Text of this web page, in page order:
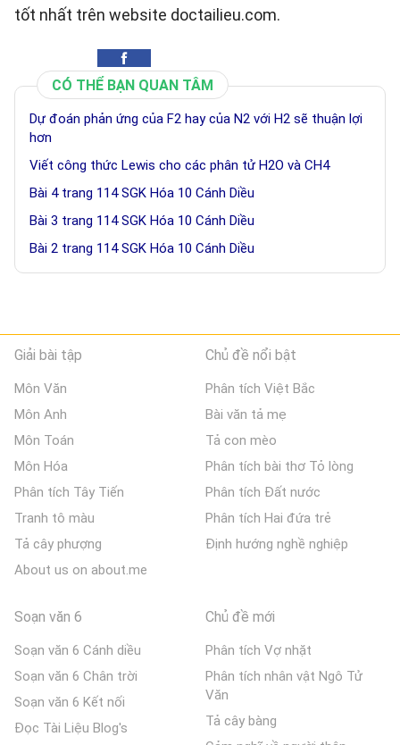
tốt nhất trên website doctailieu.com.
CÓ THỂ BẠN QUAN TÂM
Dự đoán phản ứng của F2 hay của N2 với H2 sẽ thuận lợi
hơn
Viết công thức Lewis cho các phân tử H2O và CH4
Bài 4 trang 114 SGK Hóa 10 Cánh Diều
Bài 3 trang 114 SGK Hóa 10 Cánh Diều
Bài 2 trang 114 SGK Hóa 10 Cánh Diều
Giải bài tập
Môn Văn
Môn Anh
Môn Toán
Môn Hóa
Phân tích Tây Tiến
Tranh tô màu
Tả cây phượng
About us on about.me
Chủ đề nổi bật
Phân tích Việt Bắc
Bài văn tả mẹ
Tả con mèo
Phân tích bài thơ Tỏ lòng
Phân tích Đất nước
Phân tích Hai đứa trẻ
Định hướng nghề nghiệp
Soạn văn 6
Soạn văn 6 Cánh diều
Soạn văn 6 Chân trời
Soạn văn 6 Kết nối
Đọc Tài Liệu Blog's
Chủ đề mới
Phân tích Vợ nhặt
Phân tích nhân vật Ngô Tử
Văn
Tả cây bàng